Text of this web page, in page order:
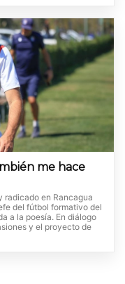
me hace
radicado en Rancagua
del fútbol formativo del
a la poesía. En diálogo
y el proyecto de